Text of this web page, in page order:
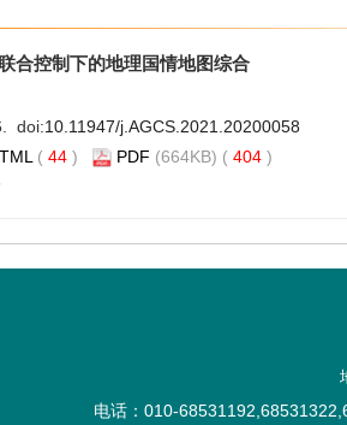
合控制下的地理国情地图综合
doi:10.11947/j.AGCS.2021.20200058
( 44 ) PDF (664KB) ( 404 )
电话：010-